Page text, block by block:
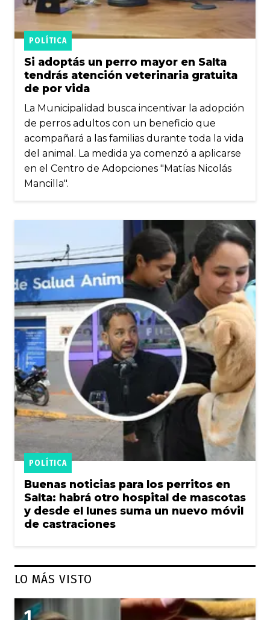
Si adoptás un perro mayor en Salta
tendrás atención veterinaria gratuita
de por vida
POLÍTICA
La Municipalidad busca incentivar la adopción
de perros adultos con un beneficio que
acompañará a las familias durante toda la vida
del animal. La medida ya comenzó a aplicarse
en el Centro de Adopciones "Matías Nicolás
Mancilla".
Buenas noticias para los perritos en
Salta: habrá otro hospital de mascotas
y desde el lunes suma un nuevo móvil
de castraciones
POLÍTICA
LO MÁS VISTO